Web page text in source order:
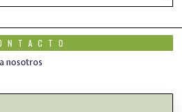
nosotros